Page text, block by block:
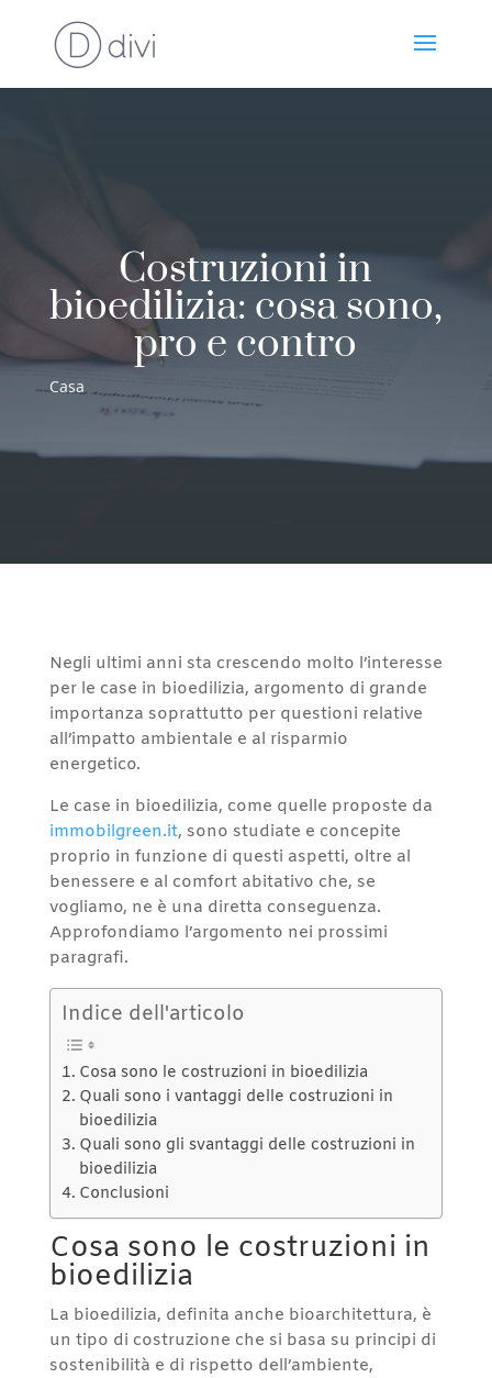
Costruzioni in
bioedilizia: cosa sono,
pro e contro
Casa
Negli ultimi anni sta crescendo molto l’interesse
per le case in bioedilizia, argomento di grande
importanza soprattutto per questioni relative
all’impatto ambientale e al risparmio
energetico.
Le case in bioedilizia, come quelle proposte da
immobilgreen.it, sono studiate e concepite
proprio in funzione di questi aspetti, oltre al
benessere e al comfort abitativo che, se
vogliamo, ne è una diretta conseguenza.
Approfondiamo l’argomento nei prossimi
paragrafi.
Indice dell'articolo
Cosa sono le costruzioni in bioedilizia
Quali sono i vantaggi delle costruzioni in
bioedilizia
Quali sono gli svantaggi delle costruzioni in
bioedilizia
Conclusioni
Cosa sono le costruzioni in
bioedilizia
La bioedilizia, definita anche bioarchitettura, è
un tipo di costruzione che si basa su principi di
sostenibilità e di rispetto dell’ambiente,